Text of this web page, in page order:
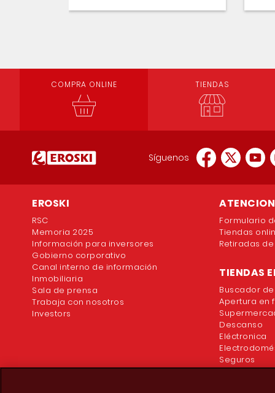
COMPRA ONLINE TIENDAS
Síguenos
EROSKI
RSC
Memoria 2025
Información para inversores
Gobierno corporativo
Canal interno de información
Inmobiliaria
Sala de prensa
Trabaja con nosotros
Investors
Formulario
Tiendas
Retiradas
TIENDAS
Buscador
Apertura en
Descanso
Eléctronica
Seguros